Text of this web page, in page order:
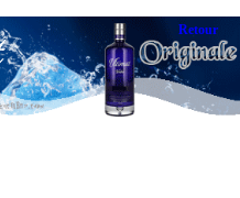
Retour